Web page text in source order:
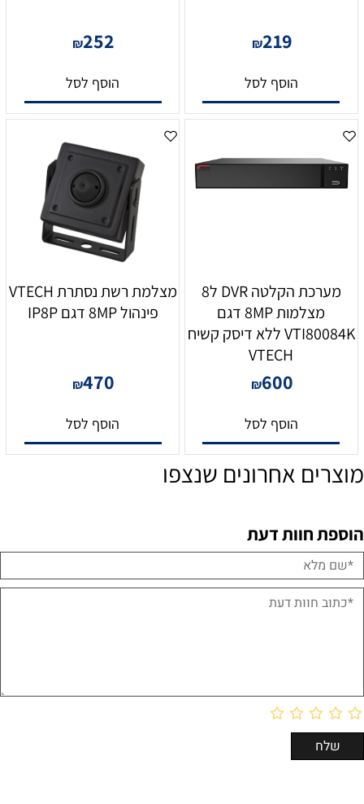
₪219
הוסף לסל
₪252
הוסף לסל
מערכת הקלטה DVR ל8
מצלמות 8MP דגם
VTI80084K ללא דיסק קשיח
VTECH
₪600
הוסף לסל
מצלמת רשת נסתרת VTECH
פינהול 8MP דגם IP8P
₪470
הוסף לסל
מוצרים אחרונים שנצפו
הוספת חוות דעת